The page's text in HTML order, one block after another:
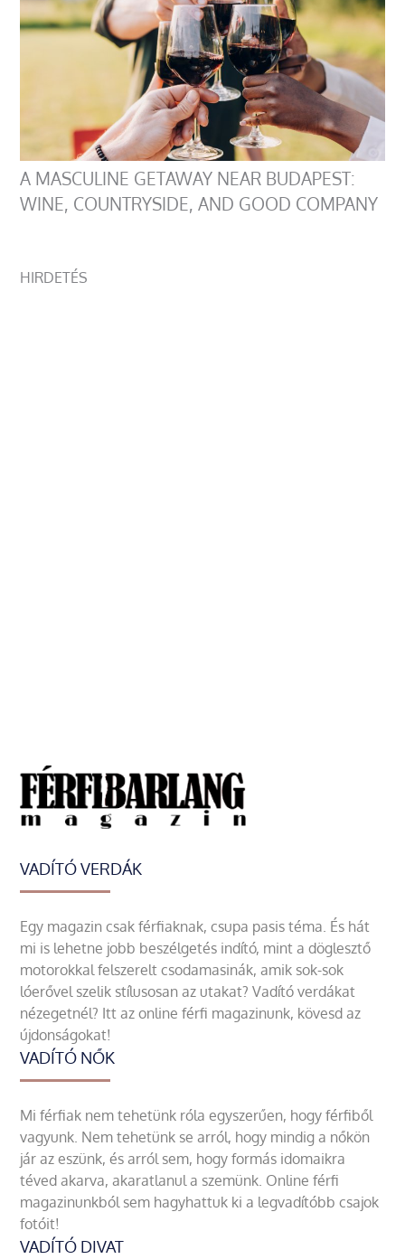
A MASCULINE GETAWAY NEAR BUDAPEST:
WINE, COUNTRYSIDE, AND GOOD COMPANY
HIRDETÉS
VADÍTÓ VERDÁK
Egy magazin csak férfiaknak, csupa pasis téma. És hát
mi is lehetne jobb beszélgetés indító, mint a döglesztő
motorokkal felszerelt csodamasinák, amik sok-sok
lóerővel szelik stílusosan az utakat? Vadító verdákat
nézegetnél? Itt az online férfi magazinunk, kövesd az
újdonságokat!
VADÍTÓ NŐK
Mi férfiak nem tehetünk róla egyszerűen, hogy férfiből
vagyunk. Nem tehetünk se arról, hogy mindig a nőkön
jár az eszünk, és arról sem, hogy formás idomaikra
téved akarva, akaratlanul a szemünk. Online férfi
magazinunkból sem hagyhattuk ki a legvadítóbb csajok
fotóit!
VADÍTÓ DIVAT